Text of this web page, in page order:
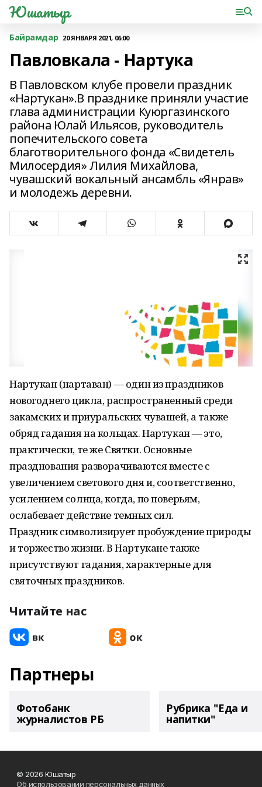
Юшатыр
Байрамдар 20 ЯНВАРЯ 2021, 06:00
Павловкала - Нартука
В Павловском клубе провели праздник
«Нартукан».В празднике приняли участие
глава администрации Куюргазинского
района Юлай Ильясов, руководитель
попечительского совета
благотворительного фонда «Свидетель
Милосердия» Лилия Михайлова,
чувашский вокальный ансамбль «Янрав»
и молодежь деревни.
Нартукан (нартаван) — один из праздников
новогоднего цикла, распространенный среди
закамских и приуральских чувашей, а также
обряд гадания на кольцах. Нартукан — это,
практически, те же Святки. Основные
празднования разворачиваются вместе с
увеличением светового дня и, соответственно,
усилением солнца, когда, по поверьям,
ослабевает действие темных сил.
Праздник символизирует пробуждение природы
и торжество жизни. В Нартукане также
присутствуют гадания, характерные для
святочных праздников.
Читайте нас
Партнеры
Фотобанк
журналистов РБ
Рубрика "Еда и
напитки"
© 2026 Юшатыр
Об использовании персональных данных